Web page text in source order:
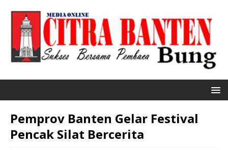
Pemprov Banten Gelar Festival
Pencak Silat Bercerita